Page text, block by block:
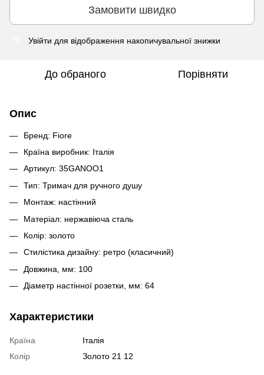
Замовити швидко
Увійти для відображення накопичувальної знижки
До обраного Порівняти
Опис
Бренд: Fiore
Країна виробник: Італія
Артикул: 35GANOO1
Тип: Тримач для ручного душу
Монтаж: настінний
Матеріал: нержавіюча сталь
Колір: золото
Стилістика дизайну: ретро (класичний)
Довжина, мм: 100
Діаметр настінної розетки, мм: 64
Характеристики
Країна
Італія
Колір
Золото 21 12